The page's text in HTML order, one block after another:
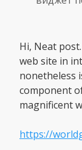
Hi, Neat
web site in
nonetheless
component
magnificent
https://